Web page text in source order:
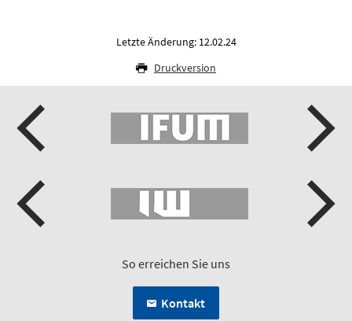
Letzte Änderung: 12.02.24
Druckversion
So erreichen Sie uns
Kontakt